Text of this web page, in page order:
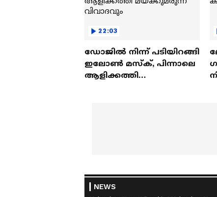
22:03
ഡോജിൽ നിന്ന് പടിയിറങ്ങി
ഇലോൺ മസ്ക്, പിന്നാലെ
ആളിക്കത്തി
NEWS